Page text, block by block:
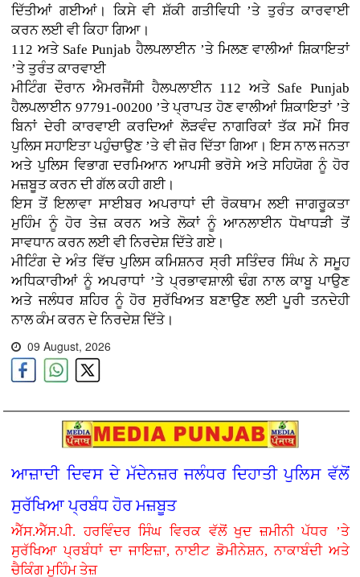
ਦਿੱਤੀਆਂ ਗਈਆਂ। ਕਿਸੇ ਵੀ ਸ਼ੱਕੀ ਗਤੀਵਿਧੀ ’ਤੇ ਤੁਰੰਤ ਕਾਰਵਾਈ
ਕਰਨ ਲਈ ਵੀ ਕਿਹਾ ਗਿਆ।
112 ਅਤੇ Safe Punjab ਹੈਲਪਲਾਈਨ ’ਤੇ ਮਿਲਣ ਵਾਲੀਆਂ ਸ਼ਿਕਾਇਤਾਂ
’ਤੇ ਤੁਰੰਤ ਕਾਰਵਾਈ
ਮੀਟਿੰਗ ਦੌਰਾਨ ਐਮਰਜੈਂਸੀ ਹੈਲਪਲਾਈਨ 112 ਅਤੇ Safe Punjab
ਹੈਲਪਲਾਈਨ 97791-00200 ’ਤੇ ਪ੍ਰਾਪਤ ਹੋਣ ਵਾਲੀਆਂ ਸ਼ਿਕਾਇਤਾਂ ’ਤੇ
ਬਿਨਾਂ ਦੇਰੀ ਕਾਰਵਾਈ ਕਰਦਿਆਂ ਲੋੜਵੰਦ ਨਾਗਰਿਕਾਂ ਤੱਕ ਸਮੇਂ ਸਿਰ
ਪੁਲਿਸ ਸਹਾਇਤਾ ਪਹੁੰਚਾਉਣ ’ਤੇ ਵੀ ਜ਼ੋਰ ਦਿੱਤਾ ਗਿਆ। ਇਸ ਨਾਲ ਜਨਤਾ
ਅਤੇ ਪੁਲਿਸ ਵਿਭਾਗ ਦਰਮਿਆਨ ਆਪਸੀ ਭਰੋਸੇ ਅਤੇ ਸਹਿਯੋਗ ਨੂੰ ਹੋਰ
ਮਜ਼ਬੂਤ ਕਰਨ ਦੀ ਗੱਲ ਕਹੀ ਗਈ।
ਇਸ ਤੋਂ ਇਲਾਵਾ ਸਾਈਬਰ ਅਪਰਾਧਾਂ ਦੀ ਰੋਕਥਾਮ ਲਈ ਜਾਗਰੂਕਤਾ
ਮੁਹਿੰਮ ਨੂੰ ਹੋਰ ਤੇਜ਼ ਕਰਨ ਅਤੇ ਲੋਕਾਂ ਨੂੰ ਆਨਲਾਈਨ ਧੋਖਾਧੜੀ ਤੋਂ
ਸਾਵਧਾਨ ਕਰਨ ਲਈ ਵੀ ਨਿਰਦੇਸ਼ ਦਿੱਤੇ ਗਏ।
ਮੀਟਿੰਗ ਦੇ ਅੰਤ ਵਿੱਚ ਪੁਲਿਸ ਕਮਿਸ਼ਨਰ ਸ੍ਰੀ ਸਤਿੰਦਰ ਸਿੰਘ ਨੇ ਸਮੂਹ
ਅਧਿਕਾਰੀਆਂ ਨੂੰ ਅਪਰਾਧਾਂ ’ਤੇ ਪ੍ਰਭਾਵਸ਼ਾਲੀ ਢੰਗ ਨਾਲ ਕਾਬੂ ਪਾਉਣ
ਅਤੇ ਜਲੰਧਰ ਸ਼ਹਿਰ ਨੂੰ ਹੋਰ ਸੁਰੱਖਿਅਤ ਬਣਾਉਣ ਲਈ ਪੂਰੀ ਤਨਦੇਹੀ
ਨਾਲ ਕੰਮ ਕਰਨ ਦੇ ਨਿਰਦੇਸ਼ ਦਿੱਤੇ।
09 August, 2026
ਆਜ਼ਾਦੀ ਦਿਵਸ ਦੇ ਮੱਦੇਨਜ਼ਰ ਜਲੰਧਰ ਦਿਹਾਤੀ ਪੁਲਿਸ ਵੱਲੋਂ
ਸੁਰੱਖਿਆ ਪ੍ਰਬੰਧ ਹੋਰ ਮਜ਼ਬੂਤ
ਐੱਸ.ਐੱਸ.ਪੀ. ਹਰਵਿੰਦਰ ਸਿੰਘ ਵਿਰਕ ਵੱਲੋਂ ਖੁਦ ਜ਼ਮੀਨੀ ਪੱਧਰ ’ਤੇ
ਸੁਰੱਖਿਆ ਪ੍ਰਬੰਧਾਂ ਦਾ ਜਾਇਜ਼ਾ, ਨਾਈਟ ਡੋਮੀਨੇਸ਼ਨ, ਨਾਕਾਬੰਦੀ ਅਤੇ
ਚੈਕਿੰਗ ਮੁਹਿੰਮ ਤੇਜ਼